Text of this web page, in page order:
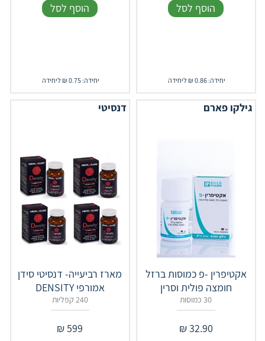
הוסף לסל
יחידה: 0.86 ₪ ליחידה
הוסף לסל
יחידה: 0.75 ₪ ליחידה
גילקו פארם
אקטיפרין -פ כמוסות ברזל
חומצה פולית וסרין
30 כמוסות
32.90
₪
דנסיטי
מארז רביעייה- דנסיטי סידן
אמורפי DENSITY
240 קפליות
599
₪